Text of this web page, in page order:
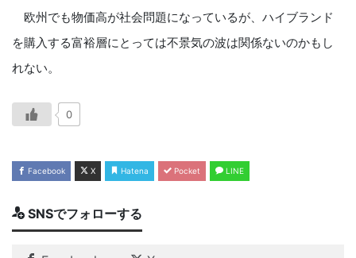
欧州でも物価高が社会問題になっているが、ハイブランド
を購入する富裕層にとっては不景気の波は関係ないのかもし
れない。
0
Facebook X Hatena Pocket LINE
SNSでフォローする